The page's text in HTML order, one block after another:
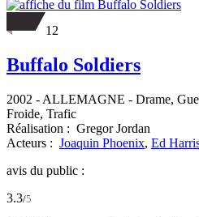
12
Buffalo Soldiers
2002 - ALLEMAGNE - Drame,
Froide, Trafic
Réalisation : Gregor Jordan
Acteurs : Joaquin Phoenix, Ed
avis du public :
3.3/5